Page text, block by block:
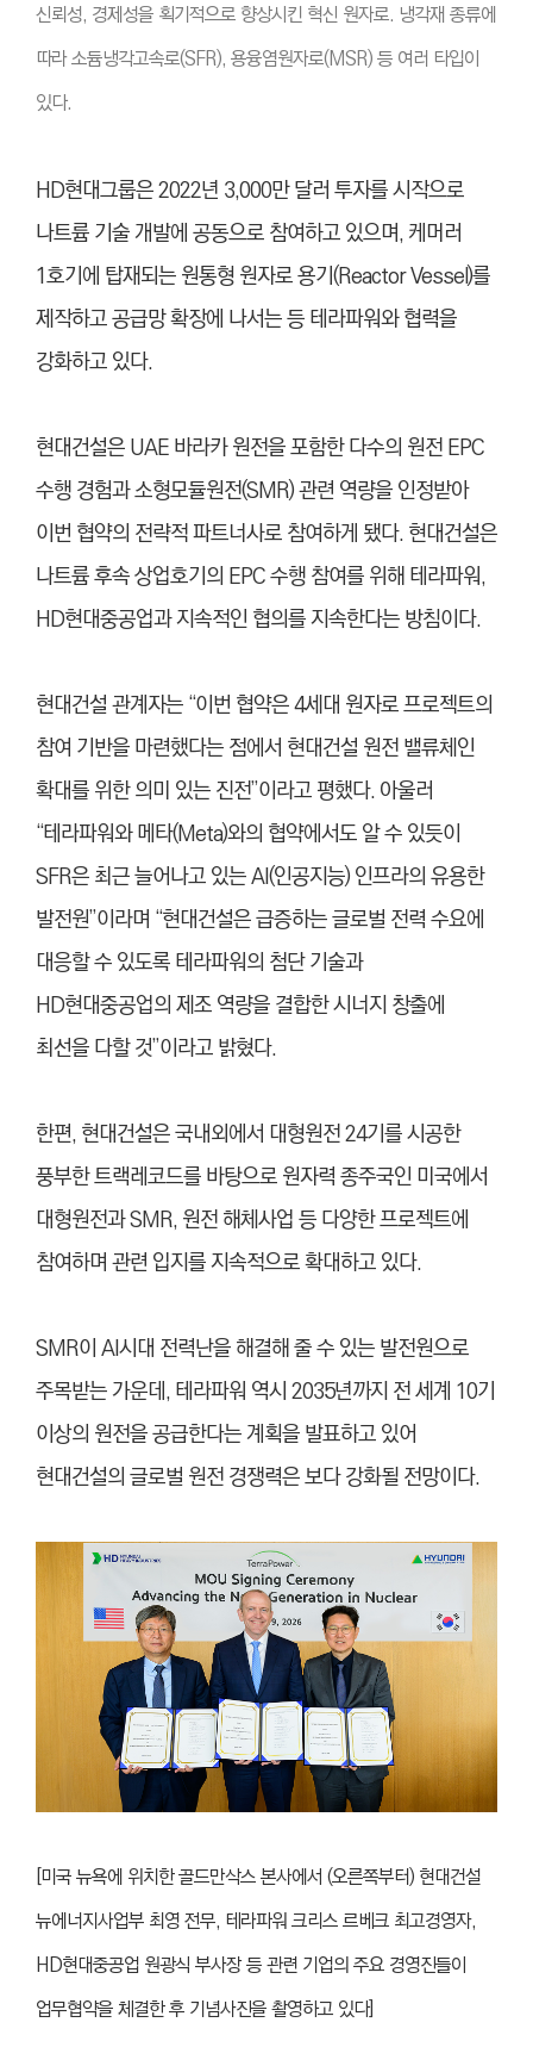
신뢰성, 경제성을 획기적으로 향상시킨 혁신 원자로. 냉각재 종류에
따라 소듐냉각고속로(SFR), 용융염원자로(MSR) 등 여러 타입이
있다.
HD현대그룹은 2022년 3,000만 달러 투자를 시작으로
나트륨 기술 개발에 공동으로 참여하고 있으며, 케머러
1호기에 탑재되는 원통형 원자로 용기(Reactor Vessel)를
제작하고 공급망 확장에 나서는 등 테라파워와 협력을
강화하고 있다.
현대건설은 UAE 바라카 원전을 포함한 다수의 원전 EPC
수행 경험과 소형모듈원전(SMR) 관련 역량을 인정받아
이번 협약의 전략적 파트너사로 참여하게 됐다. 현대건설은
나트륨 후속 상업호기의 EPC 수행 참여를 위해 테라파워,
HD현대중공업과 지속적인 협의를 지속한다는 방침이다.
현대건설 관계자는 “이번 협약은 4세대 원자로 프로젝트의
참여 기반을 마련했다는 점에서 현대건설 원전 밸류체인
확대를 위한 의미 있는 진전”이라고 평했다. 아울러
“테라파워와 메타(Meta)와의 협약에서도 알 수 있듯이
SFR은 최근 늘어나고 있는 AI(인공지능) 인프라의 유용한
발전원”이라며 “현대건설은 급증하는 글로벌 전력 수요에
대응할 수 있도록 테라파워의 첨단 기술과
HD현대중공업의 제조 역량을 결합한 시너지 창출에
최선을 다할 것”이라고 밝혔다.
한편, 현대건설은 국내외에서 대형원전 24기를 시공한
풍부한 트랙레코드를 바탕으로 원자력 종주국인 미국에서
대형원전과 SMR, 원전 해체사업 등 다양한 프로젝트에
참여하며 관련 입지를 지속적으로 확대하고 있다.
SMR이 AI시대 전력난을 해결해 줄 수 있는 발전원으로
주목받는 가운데, 테라파워 역시 2035년까지 전 세계 10기
이상의 원전을 공급한다는 계획을 발표하고 있어
현대건설의 글로벌 원전 경쟁력은 보다 강화될 전망이다.
[미국 뉴욕에 위치한 골드만삭스 본사에서 (오른쪽부터) 현대건설
뉴에너지사업부 최영 전무, 테라파워 크리스 르베크 최고경영자,
HD현대중공업 원광식 부사장 등 관련 기업의 주요 경영진들이
업무협약을 체결한 후 기념사진을 촬영하고 있다]